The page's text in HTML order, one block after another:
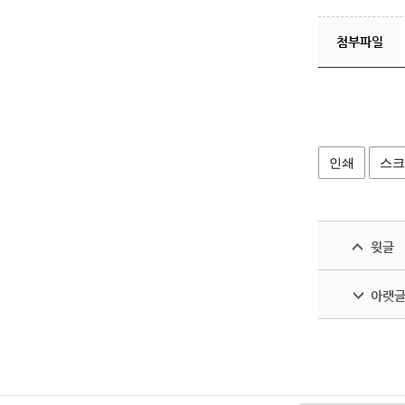
첨부파일
인쇄 스
윗글
아랫글